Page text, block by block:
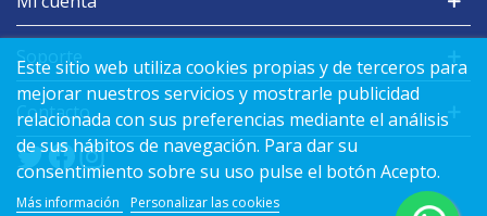
Este sitio web utiliza cookies propias y de terceros para
mejorar nuestros servicios y mostrarle publicidad
relacionada con sus preferencias mediante el análisis
de sus hábitos de navegación. Para dar su
consentimiento sobre su uso pulse el botón Acepto.
Más información Personalizar las cookies
Soporte
Contacto